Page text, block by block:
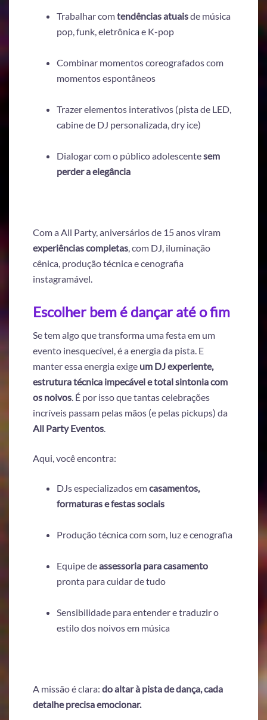
Trabalhar comtendências atuaisde música
pop, funk, eletrônica e K-pop
Combinar momentos coreografados com
momentos espontâneos
Trazer elementos interativos (pista de LED,
cabine de DJ personalizada, dry ice)
Dialogar com o público adolescentesem
perder a elegância
Com a All Party, aniversários de 15 anos viram
experiências completas , com DJ, iluminação
cênica, produção técnica e cenografia
instagramável.
Escolher bem é dançar até o fim
Se tem algo que transforma uma festa em um
evento inesquecível, é a energia da pista. E
manter essa energia exige um DJ experiente,
estrutura técnica impecável e total sintonia com
os noivos. É por isso que tantas celebrações
incríveis passam pelas mãos (e pelas pickups) da
All Party Eventos.
Aqui, você encontra:
DJs especializados emcasamentos,
formaturas e festas sociais
Produção técnica com som, luz e cenografia
Equipe deassessoria para casamento
pronta para cuidar de tudo
Sensibilidade para entender e traduzir o
estilo dos noivos em música
A missão é clara: do altar à pista de dança, cada
detalhe precisa emocionar.